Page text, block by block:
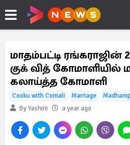
மாதம்பட்டி ரங்கராஜின்
குக் வித் கோமாளியில்
கலாய்த்த கோமாளி
Cooku with Comali Marriage
By Yashini
a year ago